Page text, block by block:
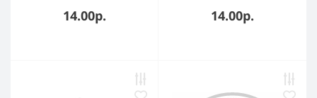
14.00р. 14.00р.